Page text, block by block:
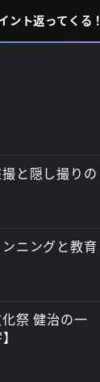
ント返ってくる！